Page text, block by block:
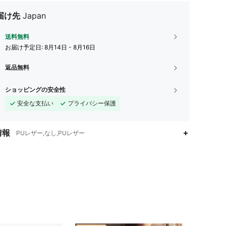
け先 Japan
送料無料
お届け予定日: 8月14日 - 8月16日
返品無料
ショッピングの安全性
安全な支払い
プライバシー保護
PUレザー,なし,PUレザー